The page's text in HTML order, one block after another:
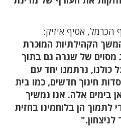
אסיף איזיק:
הקהילתיות המוכרת
מסוים של שגרה גם בתוך
כולנו, נרתמנו יחד עם
חינוך חדשים, כמו בית
בימים אלה. אנו נמשיך
הן בלוחמינו בחזית